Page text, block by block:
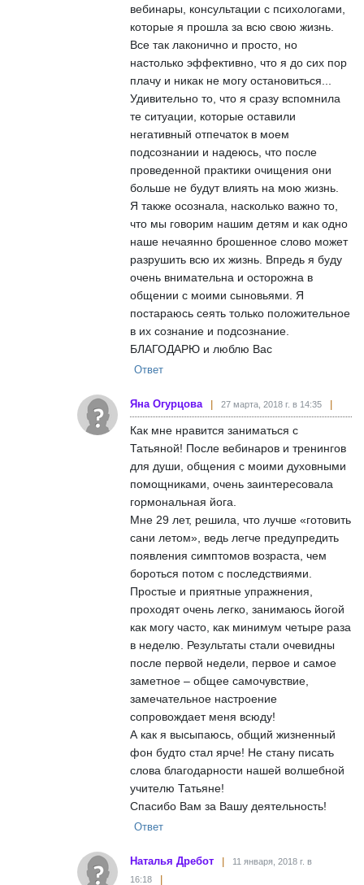
вебинары, консультации с психологами,
которые я прошла за всю свою жизнь.
Все так лаконично и просто, но
настолько эффективно, что я до сих пор
плачу и никак не могу остановиться...
Удивительно то, что я сразу вспомнила
те ситуации, которые оставили
негативный отпечаток в моем
подсознании и надеюсь, что после
проведенной практики очищения они
больше не будут влиять на мою жизнь.
Я также осознала, насколько важно то,
что мы говорим нашим детям и как одно
наше нечаянно брошенное слово может
разрушить всю их жизнь. Впредь я буду
очень внимательна и осторожна в
общении с моими сыновьями. Я
постараюсь сеять только положительное
в их сознание и подсознание.
БЛАГОДАРЮ и люблю Вас
Ответ
Яна Огурцова 27 марта, 2018 г. в 14:35
Как мне нравится заниматься с
Татьяной! После вебинаров и тренингов
для души, общения с моими духовными
помощниками, очень заинтересовала
гормональная йога.
Мне 29 лет, решила, что лучше «готовить
сани летом», ведь легче предупредить
появления симптомов возраста, чем
бороться потом с последствиями.
Простые и приятные упражнения,
проходят очень легко, занимаюсь йогой
как могу часто, как минимум четыре раза
в неделю. Результаты стали очевидны
после первой недели, первое и самое
заметное – общее самочувствие,
замечательное настроение
сопровождает меня всюду!
А как я высыпаюсь, общий жизненный
фон будто стал ярче! Не стану писать
слова благодарности нашей волшебной
учителю Татьяне!
Спасибо Вам за Вашу деятельность!
Ответ
Наталья Дребот
11 января, 2018 г. в
16:18